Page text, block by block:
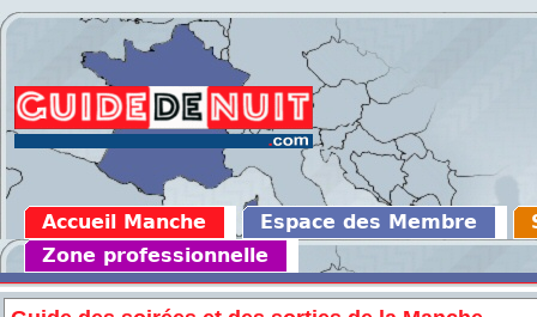
Accueil Manche Espace des Membre
Zone professionnelle